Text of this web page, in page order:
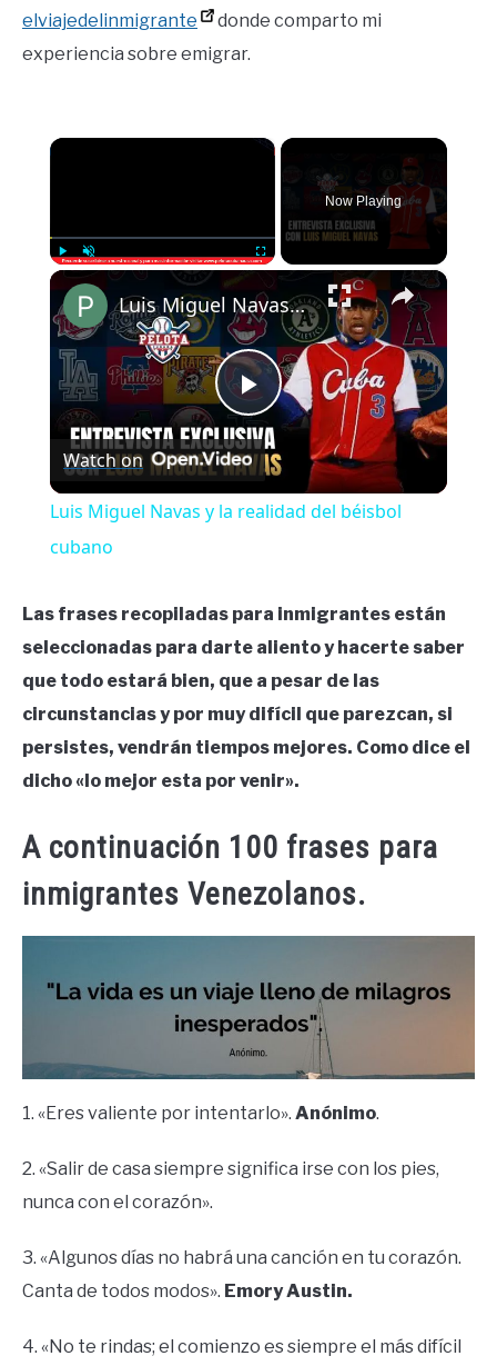
elviajedelinmigrante
donde comparto mi
experiencia sobre emigrar.
×
Now Playing
×
Play
Video
Luis Miguel Navas y la realidad del béisbol cubano
Watch on
Luis Miguel Navas y la realidad del béisbol
cubano
Las frases recopiladas para inmigrantes están
seleccionadas para darte aliento y hacerte saber
que todo estará bien, que a pesar de las
circunstancias y por muy difícil que parezcan, si
persistes, vendrán tiempos mejores. Como dice el
dicho «lo mejor esta por venir».
A continuación 100 frases para
inmigrantes Venezolanos.
1. «Eres valiente por intentarlo». Anónimo.
2. «Salir de casa siempre significa irse con los pies,
nunca con el corazón».
3. «Algunos días no habrá una canción en tu corazón.
Canta de todos modos». Emory Austin.
4. «No te rindas; el comienzo es siempre el más difícil